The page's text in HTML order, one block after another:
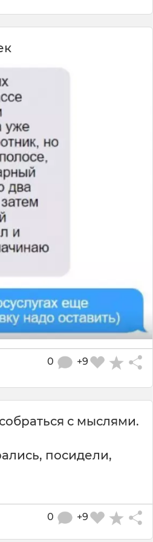
+9
0
с мыслями.
посидели,
+9
0